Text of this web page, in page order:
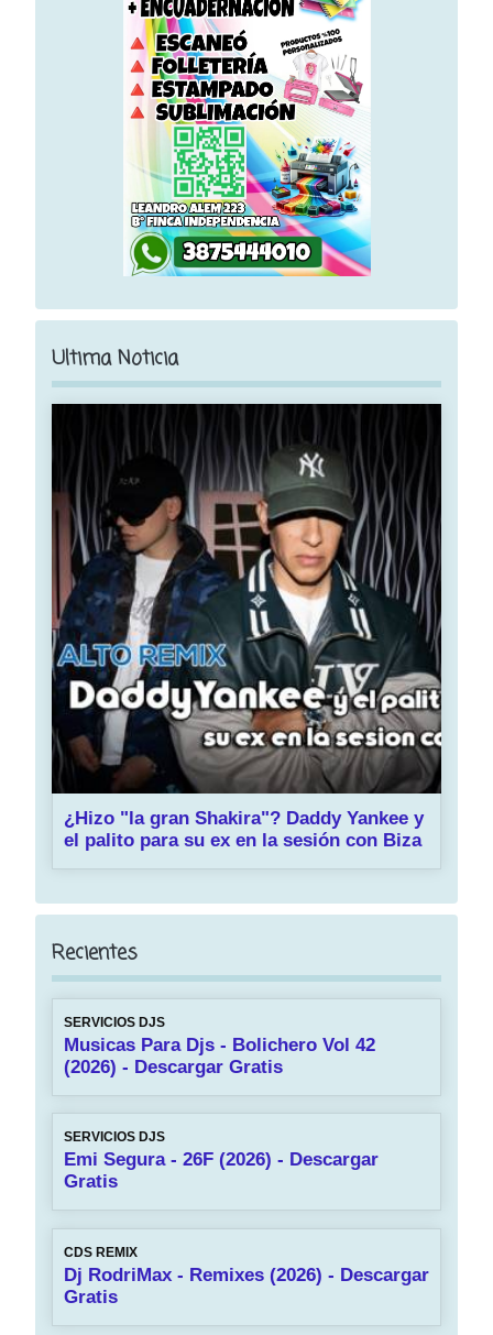
Ultima Noticia
¿Hizo "la gran Shakira"? Daddy Yankee y
el palito para su ex en la sesión con Biza
Recientes
SERVICIOS DJS
Musicas Para Djs - Bolichero Vol 42
(2026) - Descargar Gratis
SERVICIOS DJS
Emi Segura - 26F (2026) - Descargar
Gratis
CDS REMIX
Dj RodriMax - Remixes (2026) - Descargar
Gratis